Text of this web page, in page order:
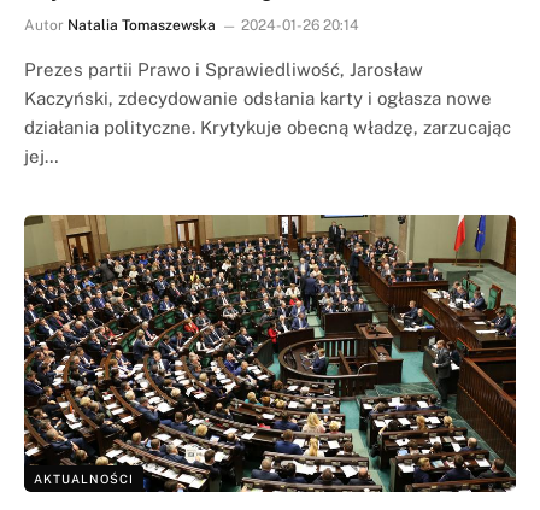
Autor Natalia Tomaszewska 2024-01-26 20:14
Prezes partii Prawo i Sprawiedliwość, Jarosław
Kaczyński, zdecydowanie odsłania karty i ogłasza nowe
działania polityczne. Krytykuje obecną władzę, zarzucając
jej…
AKTUALNOŚCI